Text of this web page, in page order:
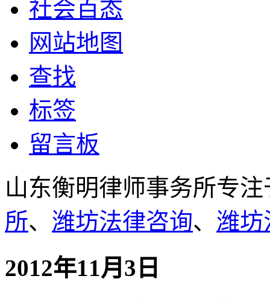
社会百态
网站地图
查找
标签
留言板
山东衡明律师事务所专注
所、 潍坊法律咨询、 潍坊
2012年11月3日